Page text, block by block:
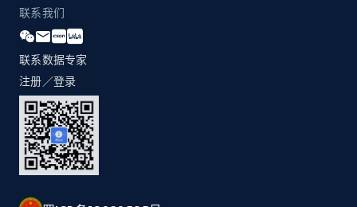
Youtube - Videos posts - Discovery videos
by podcast url
URL, Title, Youtuber, Youtuber md5, Video url,
Video length, Likes, Views, and more.
8.1K+
联系我们
联系数据专家
注册／登录